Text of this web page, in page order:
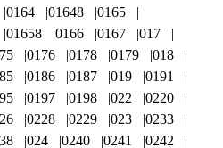
0164 01648
0165
01658 0166 0167
017
0176 0178 0179
018
0186 0187 019
0191
0197 0198 022
0220
0228 0229 023
0233
024 0240 0241 0242